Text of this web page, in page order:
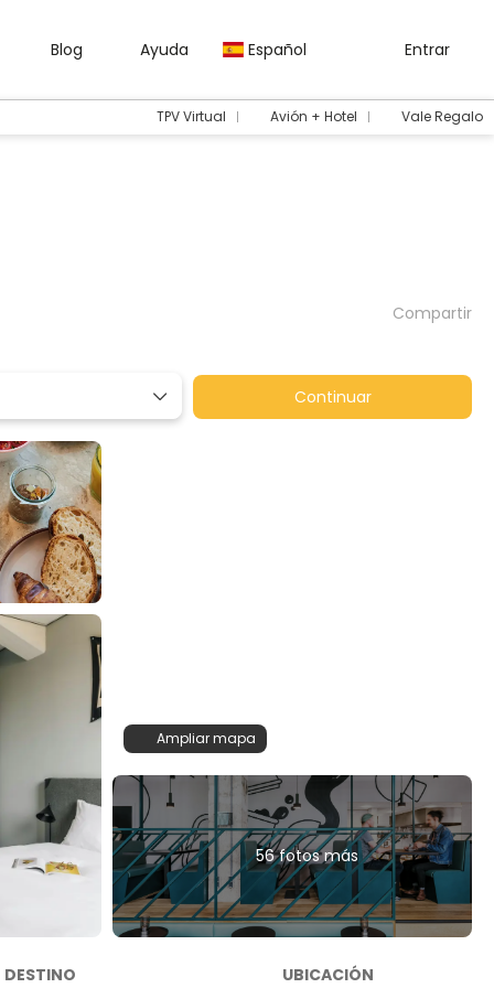
Blog Ayuda Español Entrar
TPV Virtual Avión + Hotel Vale Regalo
Compartir
Continuar
Ampliar mapa
56 fotos más
DESTINO UBICACIÓN